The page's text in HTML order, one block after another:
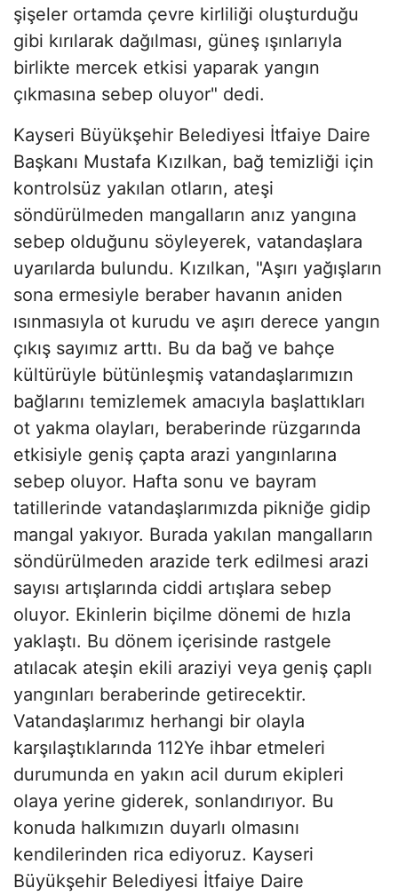
şişeler ortamda çevre kirliliği oluşturduğu
gibi kırılarak dağılması, güneş ışınlarıyla
birlikte mercek etkisi yaparak yangın
çıkmasına sebep oluyor" dedi.
Kayseri Büyükşehir Belediyesi İtfaiye Daire
Başkanı Mustafa Kızılkan, bağ temizliği için
kontrolsüz yakılan otların, ateşi
söndürülmeden mangalların anız yangına
sebep olduğunu söyleyerek, vatandaşlara
uyarılarda bulundu. Kızılkan, "Aşırı yağışların
sona ermesiyle beraber havanın aniden
ısınmasıyla ot kurudu ve aşırı derece yangın
çıkış sayımız arttı. Bu da bağ ve bahçe
kültürüyle bütünleşmiş vatandaşlarımızın
bağlarını temizlemek amacıyla başlattıkları
ot yakma olayları, beraberinde rüzgarında
etkisiyle geniş çapta arazi yangınlarına
sebep oluyor. Hafta sonu ve bayram
tatillerinde vatandaşlarımızda pikniğe gidip
mangal yakıyor. Burada yakılan mangalların
söndürülmeden arazide terk edilmesi arazi
sayısı artışlarında ciddi artışlara sebep
oluyor. Ekinlerin biçilme dönemi de hızla
yaklaştı. Bu dönem içerisinde rastgele
atılacak ateşin ekili araziyi veya geniş çaplı
yangınları beraberinde getirecektir.
Vatandaşlarımız herhangi bir olayla
karşılaştıklarında 112Ye ihbar etmeleri
durumunda en yakın acil durum ekipleri
olaya yerine giderek, sonlandırıyor. Bu
konuda halkımızın duyarlı olmasını
kendilerinden rica ediyoruz. Kayseri
Büyükşehir Belediyesi İtfaiye Daire